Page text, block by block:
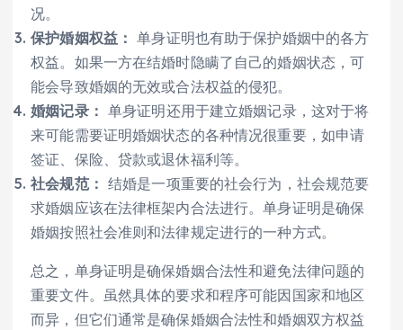
况。
保护婚姻权益： 单身证明也有助于保护婚姻中的各方
权益。如果一方在结婚时隐瞒了自己的婚姻状态，可
能会导致婚姻的无效或合法权益的侵犯。
婚姻记录： 单身证明还用于建立婚姻记录，这对于将
来可能需要证明婚姻状态的各种情况很重要，如申请
签证、保险、贷款或退休福利等。
社会规范： 结婚是一项重要的社会行为，社会规范要
求婚姻应该在法律框架内合法进行。单身证明是确保
婚姻按照社会准则和法律规定进行的一种方式。
总之，单身证明是确保婚姻合法性和避免法律问题的
重要文件。虽然具体的要求和程序可能因国家和地区
而异，但它们通常是确保婚姻合法性和婚姻双方权益